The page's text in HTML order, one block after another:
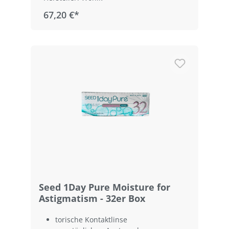
67,20 €*
Seed 1Day Pure Moisture for
Astigmatism - 32er Box
torische Kontaktlinse